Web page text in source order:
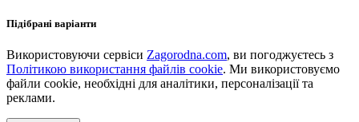
Підібрані варіанти
Використовуючи сервіси Zagorodna.com, ви погоджуєтесь з
Політикою використання файлів cookie. Ми використовуємо
файли cookie, необхідні для аналітики, персоналізації та
реклами.